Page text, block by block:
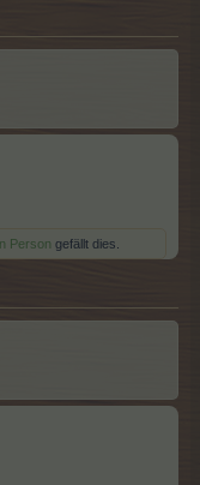
Person gefällt dies.